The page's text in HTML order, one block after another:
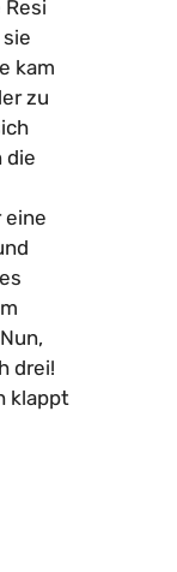
kam
zu
die
eine
drei!
klappt